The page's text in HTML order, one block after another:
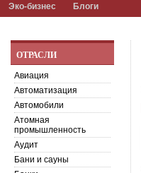
Эко-бизнес Блоги
ОТРАСЛИ
Авиация
Автоматизация
Автомобили
Атомная
промышленность
Аудит
Бани и сауны